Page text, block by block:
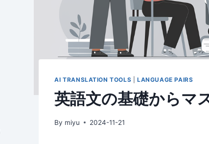
AI TRANSLATION TOOLS |LANGUAGE PAIRS
英語文の基礎からマ
By miyu 2024-11-21